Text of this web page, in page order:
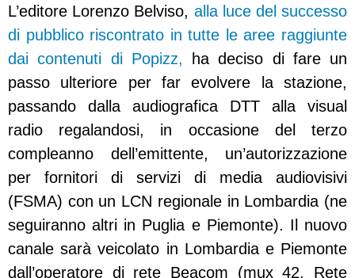
L’editore Lorenzo Belviso, alla luce del successo
di pubblico riscontrato in tutte le aree raggiunte
dai contenuti di Popizz, ha deciso di fare un
passo ulteriore per far evolvere la stazione,
passando dalla audiografica DTT alla visual
radio regalandosi, in occasione del terzo
compleanno dell’emittente, un’autorizzazione
per fornitori di servizi di media audiovisivi
(FSMA) con un LCN regionale in Lombardia (ne
seguiranno altri in Puglia e Piemonte). Il nuovo
canale sarà veicolato in Lombardia e Piemonte
dall’operatore di rete Beacom (mux 42, Rete